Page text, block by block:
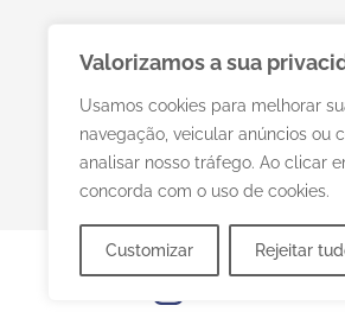
Valorizamos a sua
Usamos cookies para melhorar
navegação, veicular anúncios ou
analisar nosso tráfego. Ao clicar
concorda com o uso de cookies.
Customizar Rejeitar